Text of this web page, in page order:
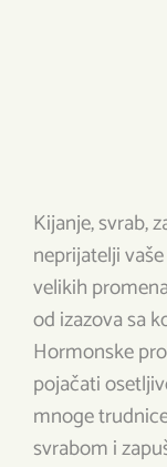
Kijanje, svrab,
neprijatelji
velikih
od izazova sa
Hormonske
pojačati
mnoge
svrabom i